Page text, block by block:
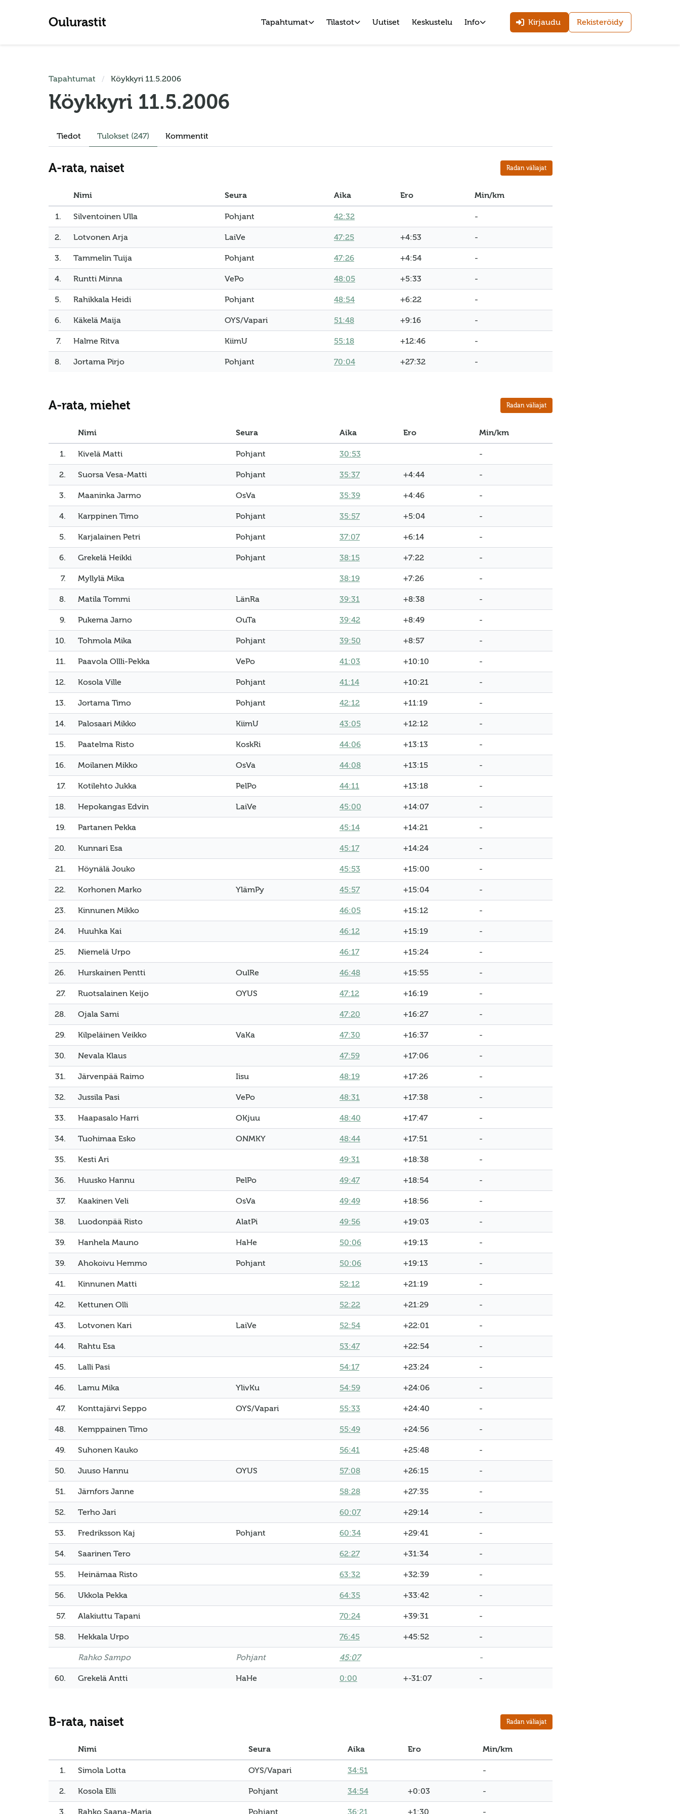
Oulurastit Tapahtumat Tilastot Uutiset Keskustelu Info Kirjaudu Rekisteröidy
Tapahtumat Köykkyri 11.5.2006
Köykkyri 11.5.2006
Tiedot Tulokset (247) Kommentit
A-rata, naiset Radan väliajat
Nimi Seura Aika Ero Min/km
1. Silventoinen Ulla Pohjant 42:32 -
2. Lotvonen Arja LaiVe 47:25 +4:53 -
3. Tammelin Tuija Pohjant 47:26 +4:54 -
4. Runtti Minna VePo 48:05 +5:33 -
5. Rahikkala Heidi Pohjant 48:54 +6:22 -
6. Käkelä Maija OYS/Vapari 51:48 +9:16 -
7. Halme Ritva KiimU 55:18 +12:46 -
8. Jortama Pirjo Pohjant 70:04 +27:32 -
A-rata, miehet Radan väliajat
Nimi Seura Aika Ero Min/km
1. Kivelä Matti Pohjant 30:53 -
2. Suorsa Vesa-Matti Pohjant 35:37 +4:44 -
3. Maaninka Jarmo OsVa 35:39 +4:46 -
4. Karppinen Timo Pohjant 35:57 +5:04 -
5. Karjalainen Petri Pohjant 37:07 +6:14 -
6. Grekelä Heikki Pohjant 38:15 +7:22 -
7. Myllylä Mika 38:19 +7:26 -
8. Matila Tommi LänRa 39:31 +8:38 -
9. Pukema Jarno OuTa 39:42 +8:49 -
10. Tohmola Mika Pohjant 39:50 +8:57 -
11. Paavola Ollli-Pekka VePo 41:03 +10:10 -
12. Kosola Ville Pohjant 41:14 +10:21 -
13. Jortama Timo Pohjant 42:12 +11:19 -
14. Palosaari Mikko KiimU 43:05 +12:12 -
15. Paatelma Risto KoskRi 44:06 +13:13 -
16. Moilanen Mikko OsVa 44:08 +13:15 -
17. Kotilehto Jukka PelPo 44:11 +13:18 -
18. Hepokangas Edvin LaiVe 45:00 +14:07 -
19. Partanen Pekka 45:14 +14:21 -
20. Kunnari Esa 45:17 +14:24 -
21. Höynälä Jouko 45:53 +15:00 -
22. Korhonen Marko YlämPy 45:57 +15:04 -
23. Kinnunen Mikko 46:05 +15:12 -
24. Huuhka Kai 46:12 +15:19 -
25. Niemelä Urpo 46:17 +15:24 -
26. Hurskainen Pentti OulRe 46:48 +15:55 -
27. Ruotsalainen Keijo OYUS 47:12 +16:19 -
28. Ojala Sami 47:20 +16:27 -
29. Kilpeläinen Veikko VaKa 47:30 +16:37 -
30. Nevala Klaus 47:59 +17:06 -
31. Järvenpää Raimo Iisu 48:19 +17:26 -
32. Jussila Pasi VePo 48:31 +17:38 -
33. Haapasalo Harri OKjuu 48:40 +17:47 -
34. Tuohimaa Esko ONMKY 48:44 +17:51 -
35. Kesti Ari 49:31 +18:38 -
36. Huusko Hannu PelPo 49:47 +18:54 -
37. Kaakinen Veli OsVa 49:49 +18:56 -
38. Luodonpää Risto AlatPi 49:56 +19:03 -
39. Hanhela Mauno HaHe 50:06 +19:13 -
39. Ahokoivu Hemmo Pohjant 50:06 +19:13 -
41. Kinnunen Matti 52:12 +21:19 -
42. Kettunen Olli 52:22 +21:29 -
43. Lotvonen Kari LaiVe 52:54 +22:01 -
44. Rahtu Esa 53:47 +22:54 -
45. Lalli Pasi 54:17 +23:24 -
46. Lamu Mika YlivKu 54:59 +24:06 -
47. Konttajärvi Seppo OYS/Vapari 55:33 +24:40 -
48. Kemppainen Timo 55:49 +24:56 -
49. Suhonen Kauko 56:41 +25:48 -
50. Juuso Hannu OYUS 57:08 +26:15 -
51. Järnfors Janne 58:28 +27:35 -
52. Terho Jari 60:07 +29:14 -
53. Fredriksson Kaj Pohjant 60:34 +29:41 -
54. Saarinen Tero 62:27 +31:34 -
55. Heinämaa Risto 63:32 +32:39 -
56. Ukkola Pekka 64:35 +33:42 -
57. Alakiuttu Tapani 70:24 +39:31 -
58. Hekkala Urpo 76:45 +45:52 -
Rahko Sampo Pohjant 45:07 -
60. Grekelä Antti HaHe 0:00 +-31:07 -
B-rata, naiset Radan väliajat
Nimi Seura Aika Ero Min/km
1. Simola Lotta OYS/Vapari 34:51 -
2. Kosola Elli Pohjant 34:54 +0:03 -
3. Rahko Saana-Maria Pohjant 36:21 +1:30 -